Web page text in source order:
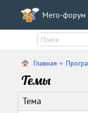
Мего-форум
Главная
Темы
Тема